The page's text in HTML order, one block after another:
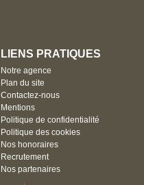
LIENS PRATIQUES
Notre agence
Plan du site
Contactez-nous
Mentions
Politique de confidentialité
Politique des cookies
Nos honoraires
Recrutement
Nos partenaires